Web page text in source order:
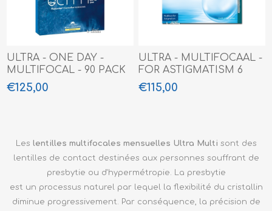
ULTRA - ONE DAY -
MULTIFOCAL - 90 PACK
€125,00
ULTRA - MULTIFOCAAL -
FOR ASTIGMATISM 6
PACK
€115,00
Les lentilles multifocales mensuelles Ultra Multi sont des
lentilles de contact destinées aux personnes souffrant de
presbytie ou d'hypermétropie. La presbytie
est un processus naturel par lequel la flexibilité du cristallin
diminue progressivement. Par conséquence, la précision de